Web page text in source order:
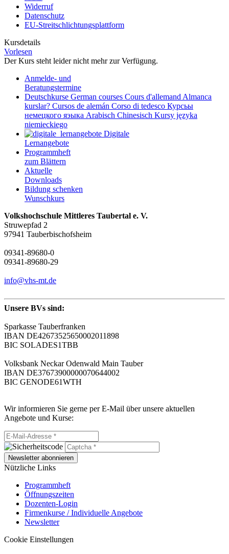
Widerruf
Datenschutz
EU-Streitschlichtungsplattform
Kursdetails
Vorlesen
Der Kurs steht leider nicht mehr zur Verfügung.
Anmelde- und
Beratungstermine
Deutschkurse German courses Cours d'allemand Almanca
kurslar? Cursos de alemán Corso di tedesco Курсьы
немецкого яэыка Arabisch Chinesisch Kursy języka
niemieckiego
Digitale
Lernangebote
Programmheft
zum Blättern
Aktuelle
Downloads
Bildung schenken
Wunschkurs
Volkshochschule Mittleres Taubertal e. V.
Struwepfad 2
97941 Tauberbischofsheim
09341-89680-0
09341-89680-29
info@vhs-mt.de
Unsere BVs sind:
Sparkasse Tauberfranken
IBAN DE42673525650002011898
BIC SOLADES1TBB
Volksbank Neckar Odenwald Main Tauber
IBAN DE37673900000070644002
BIC GENODE61WTH
Wir informieren Sie gerne per E-Mail über unsere aktuellen
Angebote und Kurse:
Newsletter abonnieren
Nützliche Links
Programmheft
Öffnungszeiten
Dozenten-Login
Firmenkurse / Individuelle Angebote
Newsletter
Cookie Einstellungen